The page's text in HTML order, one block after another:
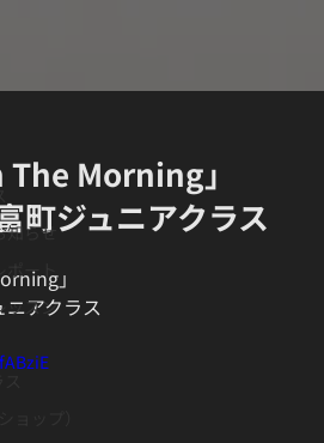
らせ
ポート
ッスン
Morning」
町ジュニアクラス
」
アクラス